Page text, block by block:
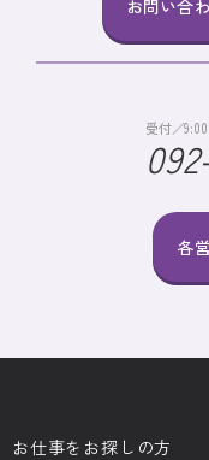
お問い合
各
受付／
お仕事をお探しの方